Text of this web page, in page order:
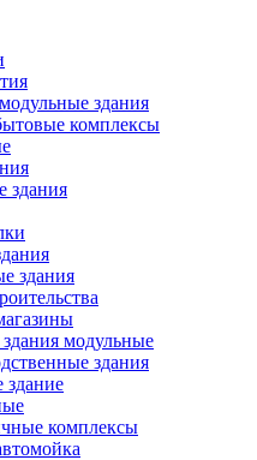
здания
комплексы
здания
здания
модульные
здания
здание
комплексы